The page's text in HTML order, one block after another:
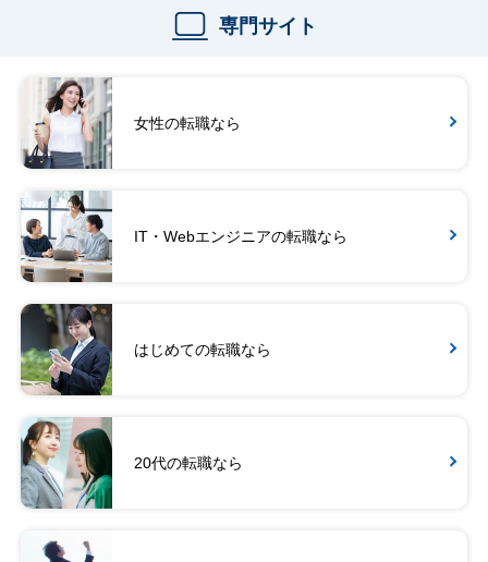
専門サイト
女性の転職なら
IT・Webエンジニアの転職なら
はじめての転職なら
20代の転職なら